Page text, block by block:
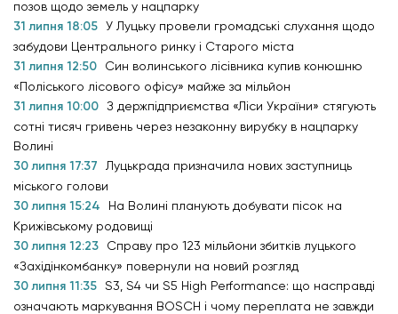
позов щодо земель у нацпарку
31 липня 18:05 У Луцьку провели громадські слухання щодо
забудови Центрального ринку і Старого міста
31 липня 12:50
Син волинського лісівника купив конюшню
«Поліського лісового офісу» майже за мільйон
31 липня 10:00 З держпідприємства «Ліси України» стягують
сотні тисяч гривень через незаконну вирубку в нацпарку
Волині
30 липня 17:37
Луцькрада призначила нових заступниць
міського голови
30 липня 15:24
На Волині планують добувати пісок на
Крижівському родовищі
30 липня 12:23
Справу про 123 мільйони збитків луцького
«Західінкомбанку» повернули на новий розгляд
30 липня 11:35 S3, S4 чи S5 High Performance: що насправді
означають маркування BOSCH і чому переплата не завжди